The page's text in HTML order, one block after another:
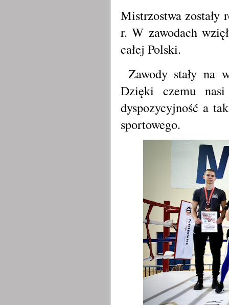
Mistrzostwa zostały
r. W zawodach
całej Polski.
Zawody stały na
Dzięki czemu
dyspozycyjność a
sportowego.